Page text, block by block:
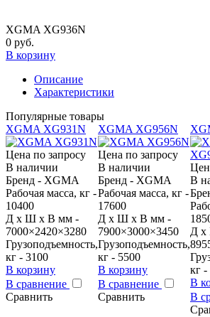
XGMA XG936N
0 руб.
В корзину
Описание
Характеристики
Популярные товары
XGMA XG931N
Цена по запросу
В наличии
Бренд - XGMA
Рабочая масса, кг -
10400
Д x Ш x В мм -
7000×2420×3280
Грузоподъемность,
кг - 3100
В корзину
В сравнение
Сравнить
XGMA XG956N
Цена по запросу
В наличии
Бренд - XGMA
Рабочая масса, кг -
17600
Д x Ш x В мм -
7900×3000×3450
Грузоподъемность,
кг - 5500
В корзину
В сравнение
Сравнить
В
Д x
кг -
В
В